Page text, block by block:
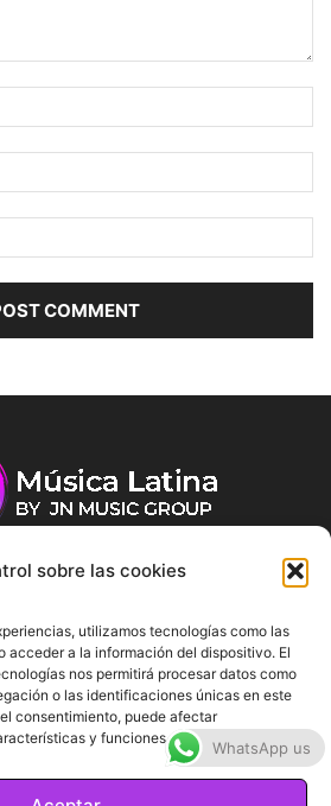
sobre las cookies
utilizamos tecnologías como las
acceder a la información del dispositivo. El
nos permitirá procesar datos como
o las identificaciones únicas en este
consentimiento, puede afectar
y funciones.
US
WhatsApp us